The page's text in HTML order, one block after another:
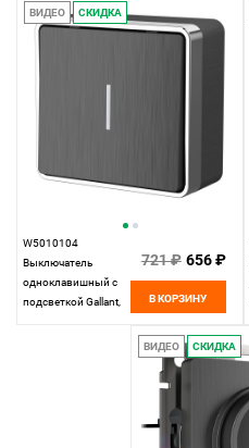
4690389164132
ВИДЕО СКИДКА
W5010104
Выключатель
одноклавишный с
подсветкой Gallant,
721 ₽ 656 ₽
В КОРЗИНУ
ВИДЕО СКИДКА